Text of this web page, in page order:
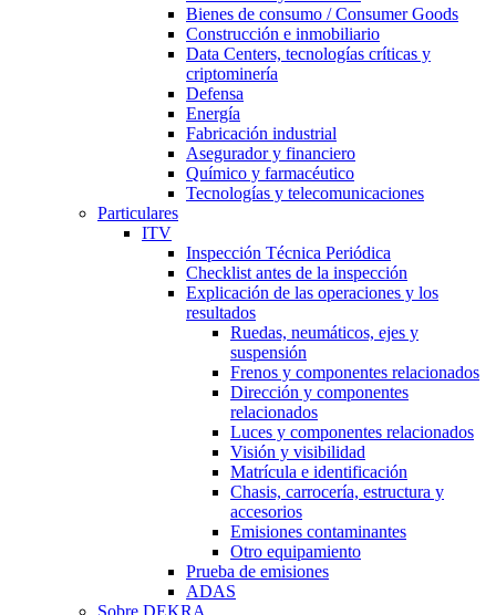
Bienes de consumo / Consumer Goods
Construcción e inmobiliario
Data Centers, tecnologías críticas y
criptominería
Defensa
Energía
Fabricación industrial
Asegurador y financiero
Químico y farmacéutico
Tecnologías y telecomunicaciones
Particulares
ITV
Inspección Técnica Periódica
Checklist antes de la inspección
Explicación de las operaciones y los
resultados
Ruedas, neumáticos, ejes y
suspensión
Frenos y componentes relacionados
Dirección y componentes
relacionados
Luces y componentes relacionados
Visión y visibilidad
Matrícula e identificación
Chasis, carrocería, estructura y
accesorios
Emisiones contaminantes
Otro equipamiento
Prueba de emisiones
ADAS